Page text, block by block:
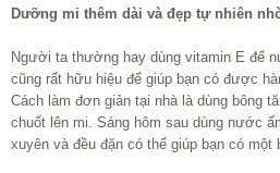
Dưỡng mi thêm dài và đẹp tự nhiên
Người ta thường hay dùng vitamin E để
cũng rất hữu hiệu để giúp bạn có được
Cách làm đơn giản tại nhà là dùng bông
chuốt lên mi. Sáng hôm sau dùng nước
xuyên và đều đặn có thể giúp bạn có một